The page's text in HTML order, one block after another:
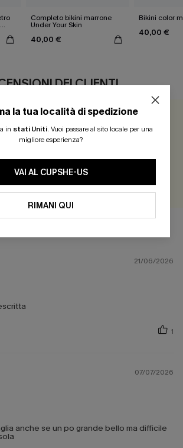
Completo bikini marrone
Under Your Skin
40,00 €
Bikini color
40,00 €
DEI CLIENTI
3.5 2 RECENSIONI
VALUTARE
21/06/2026
1
07/07/2026
anche se un po grande bello ma difficile
la tua località di spedizione
in stati Uniti. Vuoi passare al sito locale per una
migliore esperienza?
VAI AL CUPSHE-US
RIMANI QUI